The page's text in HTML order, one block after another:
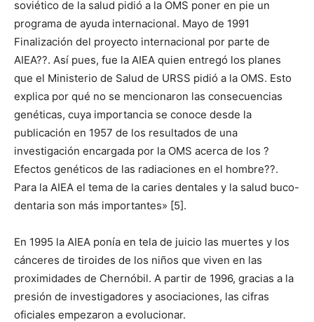
soviético de la salud pidió a la OMS poner en pie un
programa de ayuda internacional. Mayo de 1991
Finalización del proyecto internacional por parte de
AIEA??. Así pues, fue la AIEA quien entregó los planes
que el Ministerio de Salud de URSS pidió a la OMS. Esto
explica por qué no se mencionaron las consecuencias
genéticas, cuya importancia se conoce desde la
publicación en 1957 de los resultados de una
investigación encargada por la OMS acerca de los ?
Efectos genéticos de las radiaciones en el hombre??.
Para la AIEA el tema de la caries dentales y la salud buco-
dentaria son más importantes» [5].
En 1995 la AIEA ponía en tela de juicio las muertes y los
cánceres de tiroides de los niños que viven en las
proximidades de Chernóbil. A partir de 1996, gracias a la
presión de investigadores y asociaciones, las cifras
oficiales empezaron a evolucionar.